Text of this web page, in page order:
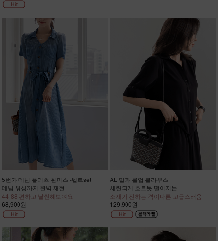
5번가 데님 플리츠 원피스 -벨트set
데님 워싱까지 완벽 재현
44-88 편하고 날씬해보여요
68,900원
AL 밀파 롤업 블라우스
세련되게 흐르듯 떨어지는
소재가 전하는 격이다른 고급스러움
129,900원